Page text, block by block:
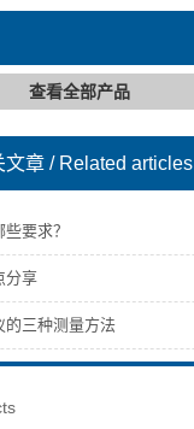
有限公司
查看全部产品
文章 / Related articles
要求？
分享
的三种测量方法